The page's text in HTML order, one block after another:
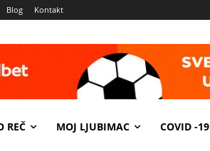
Blog Kontakt
REČ MOJ LJUBIMAC COVID -19